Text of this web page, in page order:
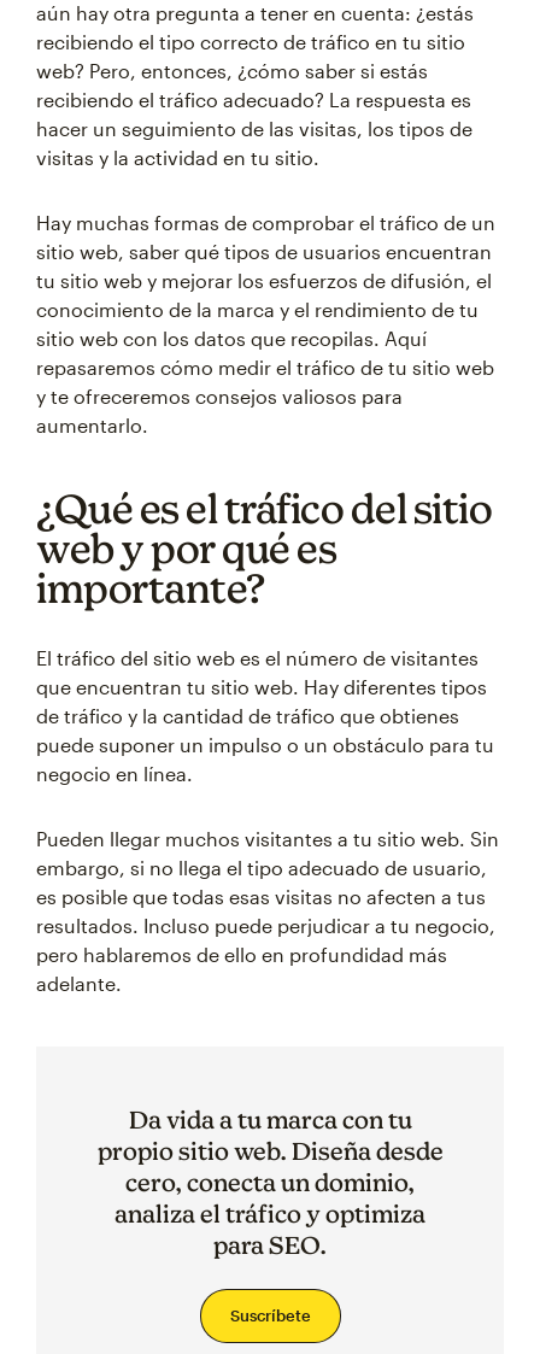
aún hay otra pregunta a tener en cuenta: ¿estás
recibiendo el tipo correcto de tráfico en tu sitio
web? Pero, entonces, ¿cómo saber si estás
recibiendo el tráfico adecuado? La respuesta es
hacer un seguimiento de las visitas, los tipos de
visitas y la actividad en tu sitio.
Hay muchas formas de comprobar el tráfico de un
sitio web, saber qué tipos de usuarios encuentran
tu sitio web y mejorar los esfuerzos de difusión, el
conocimiento de la marca y el rendimiento de tu
sitio web con los datos que recopilas. Aquí
repasaremos cómo medir el tráfico de tu sitio web
y te ofreceremos consejos valiosos para
aumentarlo.
¿Qué es el tráfico del sitio
web y por qué es
importante?
El tráfico del sitio web es el número de visitantes
que encuentran tu sitio web. Hay diferentes tipos
de tráfico y la cantidad de tráfico que obtienes
puede suponer un impulso o un obstáculo para tu
negocio en línea.
Pueden llegar muchos visitantes a tu sitio web. Sin
embargo, si no llega el tipo adecuado de usuario,
es posible que todas esas visitas no afecten a tus
resultados. Incluso puede perjudicar a tu negocio,
pero hablaremos de ello en profundidad más
adelante.
Da vida a tu marca con tu
propio sitio web. Diseña desde
cero, conecta un dominio,
analiza el tráfico y optimiza
para SEO.
Suscríbete